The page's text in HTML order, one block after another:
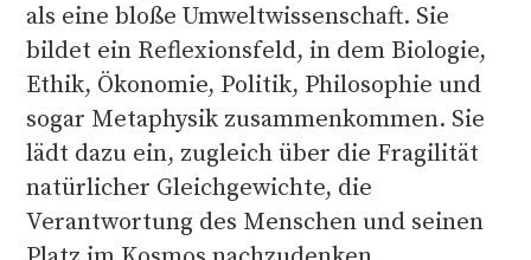
als eine bloße Umweltwissenschaft. Sie
bildet ein Reflexionsfeld, in dem Biologie,
Ethik, Ökonomie, Politik, Philosophie und
sogar Metaphysik zusammenkommen. Sie
lädt dazu ein, zugleich über die Fragilität
natürlicher Gleichgewichte, die
Verantwortung des Menschen und seinen